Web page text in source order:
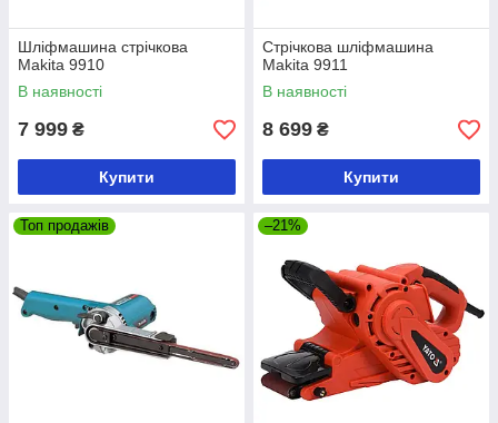
Шліфмашина стрічкова
Makita 9910
В наявності
7 999 ₴
Купити
Стрічкова шліфмашина
Makita 9911
В наявності
8 699 ₴
Купити
Топ продажів –21%